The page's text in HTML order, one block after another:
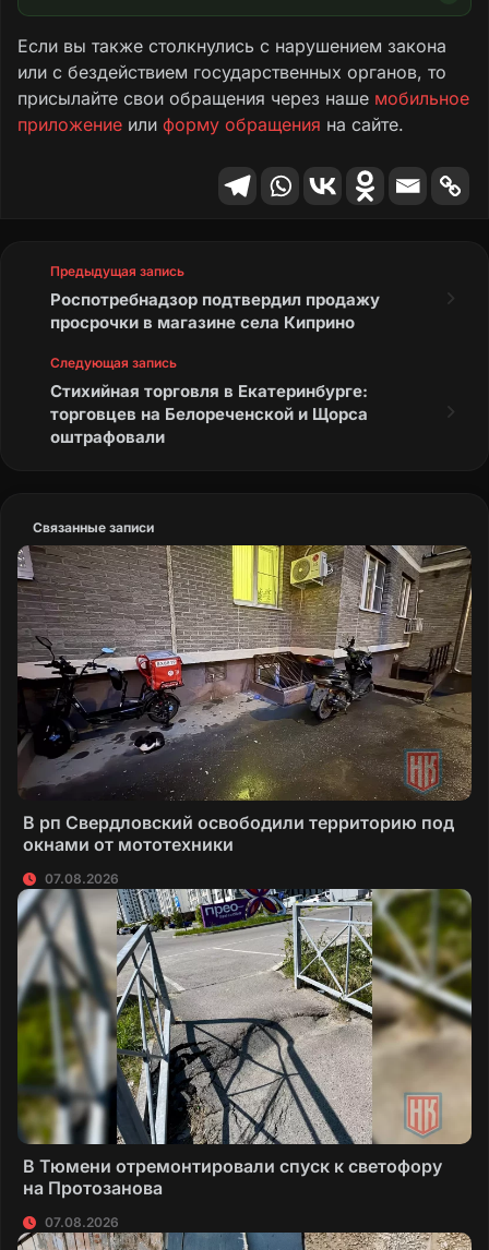
Если вы также столкнулись с нарушением закона
или с бездействием государственных органов, то
присылайте свои обращения через наше мобильное
приложение или форму обращения на сайте.
Предыдущая запись
Роспотребнадзор подтвердил продажу
просрочки в магазине села Киприно
Следующая запись
Стихийная торговля в Екатеринбурге:
торговцев на Белореченской и Щорса
оштрафовали
Связанные записи
В рп Свердловский освободили территорию под
окнами от мототехники
07.08.2026
В Тюмени отремонтировали спуск к светофору
на Протозанова
07.08.2026